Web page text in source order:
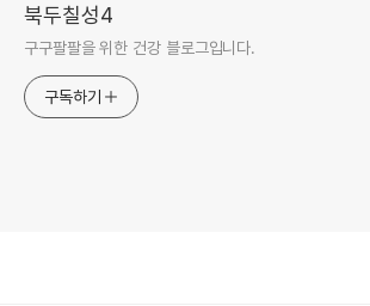
북두칠성4
구구팔팔을 위한 건강 블로그입니다.
구독하기